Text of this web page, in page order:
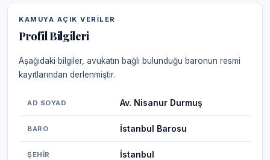
KAMUYA AÇIK VERILER
Profil Bilgileri
Aşağıdaki bilgiler, avukatın bağlı bulunduğu baronun resmi
kayıtlarından derlenmiştir.
AD SOYAD Av. Nisanur Durmuş
BARO İstanbul Barosu
ŞEHIR İstanbul